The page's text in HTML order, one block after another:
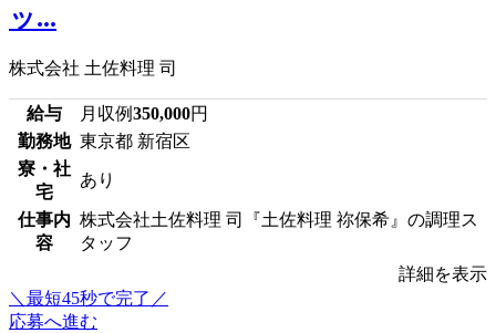
ッ...
株式会社 土佐料理 司
給与 月収例350,000円
勤務地 東京都 新宿区
寮・社
宅
あり
仕事内
容
株式会社土佐料理 司『土佐料理 祢保希』の調理ス
タッフ
詳細を表示
＼最短45秒で完了／
応募へ進む